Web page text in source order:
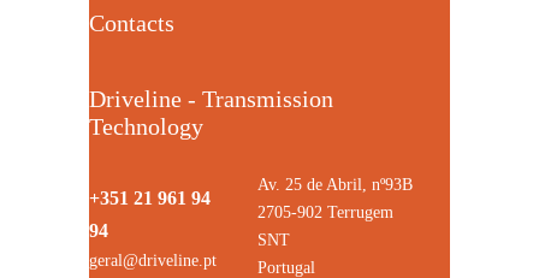
Contacts
Driveline - Transmission
Technology
+351 21 961 94
94
geral@driveline.pt
Av. 25 de Abril, nº93B
2705-902 Terrugem
SNT
Portugal